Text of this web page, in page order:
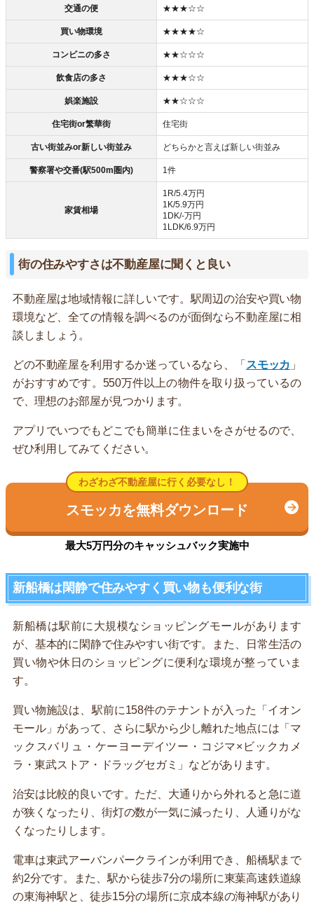
交通の便 ★★★☆☆
買い物環境 ★★★★☆
コンビニの多さ ★★☆☆☆
飲食店の多さ ★★★☆☆
娯楽施設 ★★☆☆☆
住宅街or繁華街 住宅街
古い街並みor新しい街並み どちらかと言えば新しい街並み
警察署や交番(駅500m圏内) 1件
家賃相場
1R/5.4万円
1K/5.9万円
1DK/‐万円
1LDK/6.9万円
街の住みやすさは不動産屋に聞くと良い
不動産屋は地域情報に詳しいです。駅周辺の治安や買い物
環境など、全ての情報を調べるのが面倒なら不動産屋に相
談しましょう。
どの不動産屋を利用するか迷っているなら、「 スモッカ 」
がおすすめです。550万件以上の物件を取り扱っているの
で、理想のお部屋が見つかります。
アプリでいつでもどこでも簡単に住まいをさがせるので、
ぜひ利用してみてください。
わざわざ不動産屋に行く必要なし！
スモッカを無料ダウンロード
最大5万円分のキャッシュバック実施中
新船橋は閑静で住みやすく買い物も便利な街
新船橋は駅前に大規模なショッピングモールがあります
が、基本的に閑静で住みやすい街です。また、日常生活の
買い物や休日のショッピングに便利な環境が整っていま
す。
買い物施設は、駅前に158件のテナントが入った「イオン
モール」があって、さらに駅から少し離れた地点には「マ
ックスバリュ・ケーヨーデイツー・コジマ×ビックカメ
ラ・東武ストア・ドラッグセガミ」などがあります。
治安は比較的良いです。ただ、大通りから外れると急に道
が狭くなったり、街灯の数が一気に減ったり、人通りがな
くなったりします。
電車は東武アーバンパークラインが利用でき、船橋駅まで
約2分です。また、駅から徒歩7分の場所に東葉高速鉄道線
の東海神駅と、徒歩15分の場所に京成本線の海神駅があり